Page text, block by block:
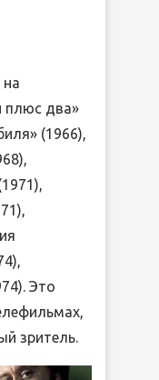
плюс два»
(1966),
Это
зритель.